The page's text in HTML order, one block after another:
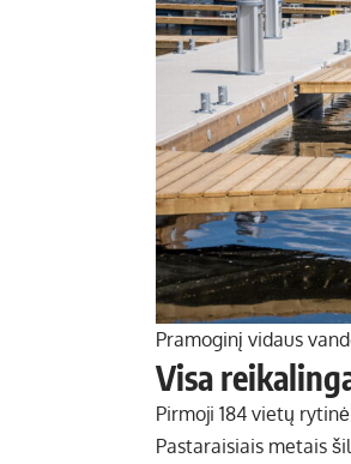
Pramoginį vidaus
Visa
Pirmoji 184 vietų
Pastaraisiais metais